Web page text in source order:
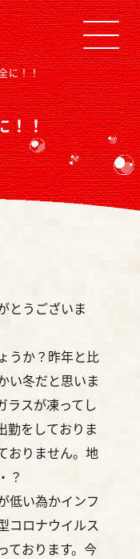
に！！
！！
とうございま
うか？昨年と比
い冬だと思いま
ラスが凍ってし
勤をしておりま
おりません。地
？
低い為かインフ
コロナウイルス
ております。今